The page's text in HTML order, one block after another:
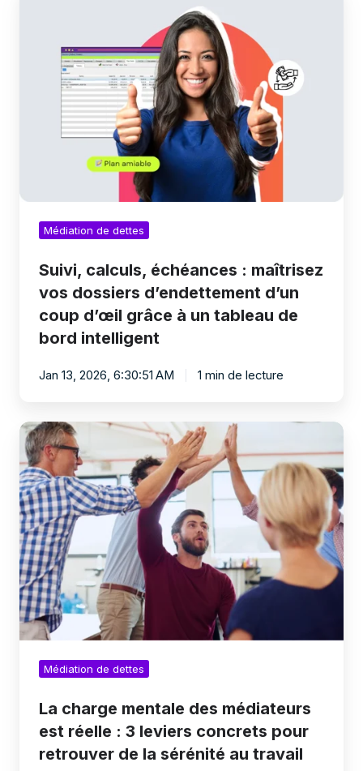
maîtrisez
dossiers
d’endettement
un
tableau
intelligent
Médiation de dettes
Suivi, calculs, échéances : maîtrisez
vos dossiers d’endettement d’un
coup d’œil grâce à un tableau de
bord intelligent
Jan 13, 2026, 6:30:51 AM 1 min de lecture
La
charge
mentale
des
médiateurs
est
réelle
:
3
leviers
concrets
pour
retrouver
de
sérénité
travail
Médiation de dettes
La charge mentale des médiateurs
est réelle : 3 leviers concrets pour
retrouver de la sérénité au travail